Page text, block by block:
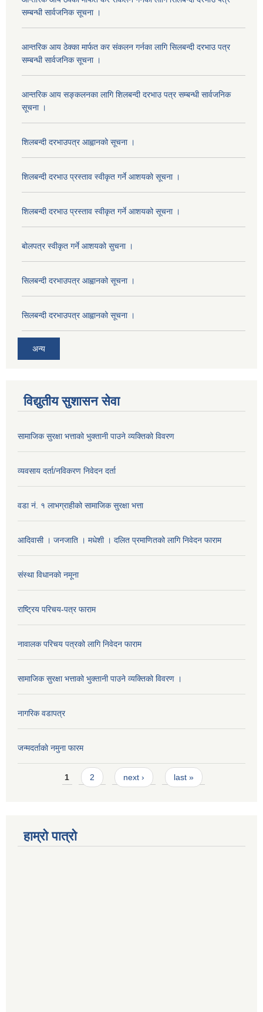
सम्बन्धी सार्वजनिक सूचना ।
आन्तरिक आय ठेक्का मार्फत कर संकलन गर्नका लागि सिलबन्दी दरभाउ पत्र
सम्बन्धी सार्वजनिक सूचना ।
आन्तरिक आय सङ्कलनका लागि शिलबन्दी दरभाउ पत्र सम्बन्धी सार्वजनिक
सूचना ।
शिलबन्दी दरभाउपत्र आह्वानको सूचना ।
शिलबन्दी दरभाउ प्रस्ताव स्वीकृत गर्ने आशयको सूचना ।
शिलबन्दी दरभाउ प्रस्ताव स्वीकृत गर्ने आशयको सूचना ।
बोलपत्र स्वीकृत गर्ने आशयको सुचना ।
सिलबन्दी दरभाउपत्र आह्वानको सूचना ।
सिलबन्दी दरभाउपत्र आह्वानको सूचना ।
अन्य
विद्युतीय सुशासन सेवा
सामाजिक सुरक्षा भत्ताको भुक्तानी पाउने व्यक्तिको विवरण
व्यवसाय दर्ता/नविकरण निवेदन दर्ता
वडा नं. १ लाभग्राहीको सामाजिक सुरक्षा भत्ता
आदिवासी । जनजाति । मधेशी । दलित प्रमाणितको लागि निवेदन फाराम
संस्था विधानकाे नमूना
राष्ट्रिय परिचय-पत्र फाराम
नावालक परिचय पत्रको लागि निवेदन फाराम
सामाजिक सुरक्षा भत्ताको भुक्तानी पाउने व्यक्तिको विवरण ।
नागरिक वडापत्र
जन्मदर्ताकाे नमुना फारम
Pages1 2 next › last »
हाम्रो पात्रो